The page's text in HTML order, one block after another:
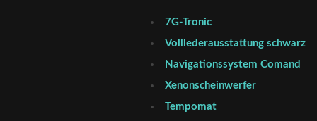
7G-Tronic
Volllederausstattung schwarz
Navigationssystem Comand
Xenonscheinwerfer
Tempomat